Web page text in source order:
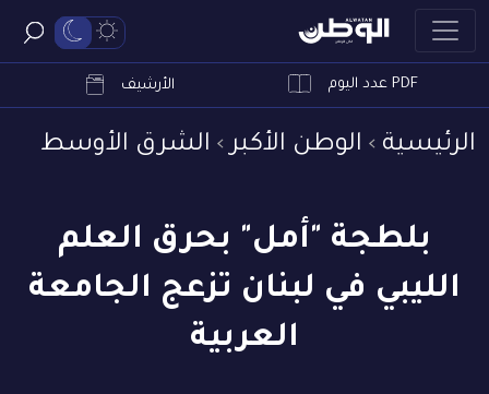
PDF عدد اليوم الأرشيف
الرئيسية الوطن الأكبر الشرق الأوسط
بلطجة "أمل" بحرق العلم
الليبي في لبنان تزعج الجامعة
العربية